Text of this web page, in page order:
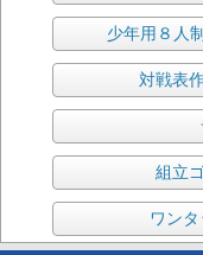
少年用８人
対戦表
組立
ワン